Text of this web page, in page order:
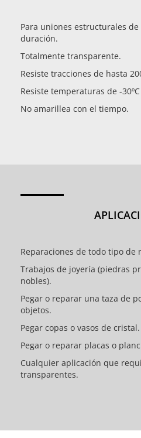
Para uniones estructurales
duración.
Totalmente transparente.
Resiste tracciones de hasta
Resiste temperaturas de -30ºC
No amarillea con el tiempo.
Reparaciones de todo tipo de
Trabajos de joyería (piedras
nobles).
Pegar o reparar una taza de
objetos.
Pegar copas o vasos de cristal.
Pegar o reparar placas o
Cualquier aplicación que
transparentes.